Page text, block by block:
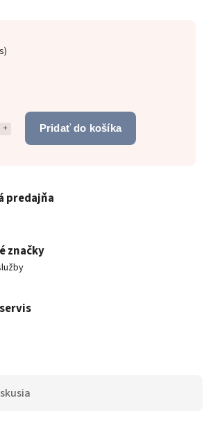
Pridať do košíka
)
predajňa
značky